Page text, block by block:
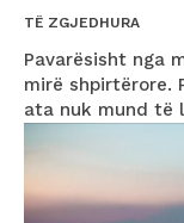
TË ZGJEDHURA
Pavarësisht nga
mirë shpirtërore.
ata nuk mund të